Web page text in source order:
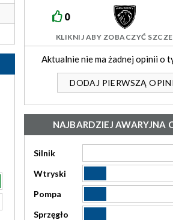
110/130KM DW10FU
0
KLIKNIJ ABY ZOBACZYĆ
Aktualnie nie ma żadnej opinii o
DODAJ PIERWSZĄ
NAJBARDZIEJ AWARYJNA
Silnik
Wtryski
Pompa
Sprzęgło